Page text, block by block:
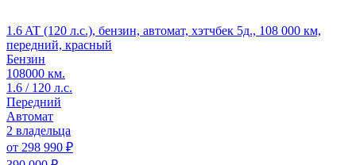
1.6 AT (120 л.с.), бензин, автомат, хэтчбек 5д., 108 000 км,
передний, красный
Бензин
108000 км.
1.6 / 120 л.с.
Передний
Автомат
2 владельца
от 298 990 ₽